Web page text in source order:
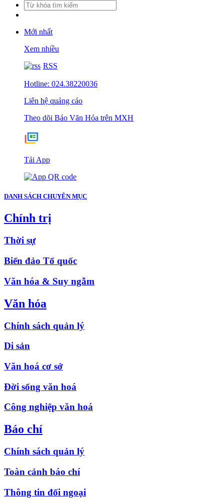
Mới nhất
Xem nhiều
RSS
Hotline: 024.38220036
Liên hệ quảng cáo
Theo dõi Báo Văn Hóa trên MXH
Tải App
DANH SÁCH CHUYÊN MỤC
Chính trị
Thời sự
Biển đảo Tổ quốc
Văn hóa & Suy ngẫm
Văn hóa
Chính sách quản lý
Di sản
Văn hoá cơ sở
Đời sống văn hoá
Công nghiệp văn hoá
Báo chí
Chính sách quản lý
Toàn cảnh báo chí
Thông tin đối ngoại